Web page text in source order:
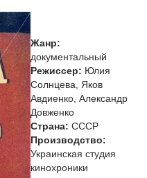
Жанр:
документальный
Режиссер: Юлия
Солнцева, Яков
Авдиенко, Александр
Довженко
Страна: СССР
Производство:
Украинская студия
кинохроники